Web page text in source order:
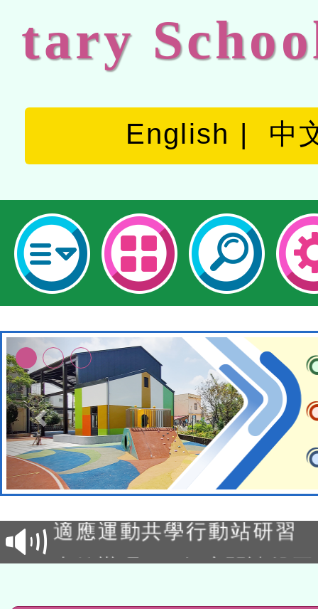
tary
English 中
本校115學年度第2次代理
結果公告(無人報名，續辦
適應運動共學行動站研習
本館辦理115年度閱讀磐